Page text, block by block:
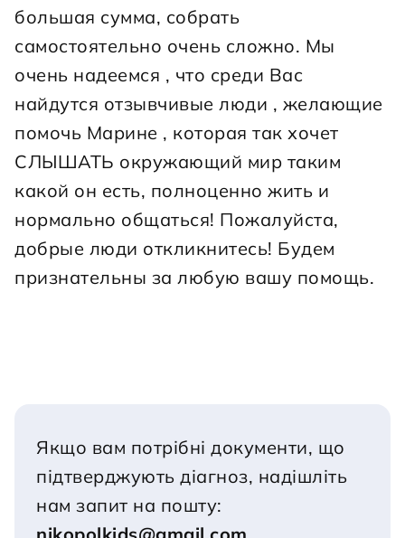
большая сумма, собрать
самостоятельно очень сложно. Мы
очень надеемся , что среди Вас
найдутся отзывчивые люди , желающие
помочь Марине , которая так хочет
СЛЫШАТЬ окружающий мир таким
какой он есть, полноценно жить и
нормально общаться! Пожалуйста,
добрые люди откликнитесь! Будем
признательны за любую вашу помощь.
Якщо вам потрібні документи, що
підтверджують діагноз, надішліть
нам запит на пошту: